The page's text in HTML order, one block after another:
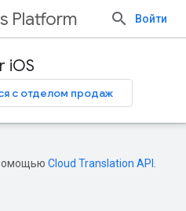
Platform Войти
iOS
с отделом продаж
Cloud Translation API